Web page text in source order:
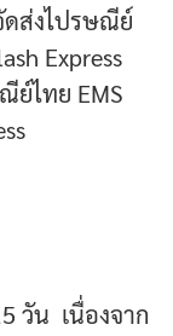
ดส่งไปรษณีย์
Express
ย์ไทย EMS
วัน เนื่องจาก